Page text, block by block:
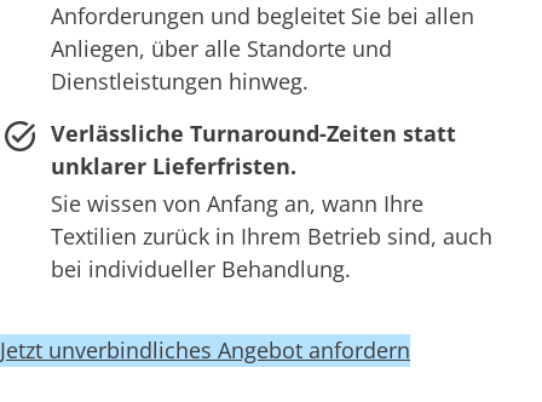
Anforderungen und begleitet Sie bei allen
Anliegen, über alle Standorte und
Dienstleistungen hinweg.
Verlässliche Turnaround-Zeiten statt
unklarer Lieferfristen.
Sie wissen von Anfang an, wann Ihre
Textilien zurück in Ihrem Betrieb sind, auch
bei individueller Behandlung.
Jetzt unverbindliches Angebot anfordern